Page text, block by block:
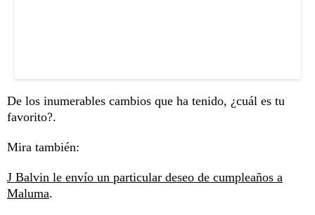
De los inumerables cambios que ha tenido, ¿cuál es tu
favorito?.
Mira también:
J Balvin le envío un particular deseo de cumpleaños a
Maluma.